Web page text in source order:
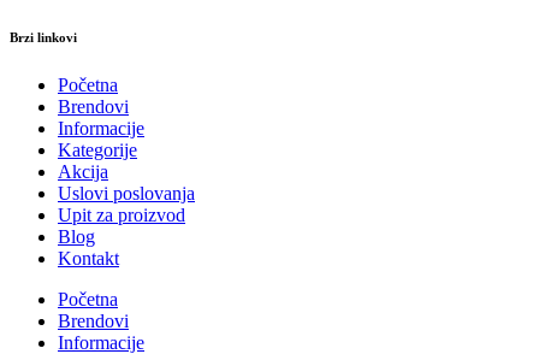
Brzi linkovi
Početna
Brendovi
Informacije
Kategorije
Akcija
Uslovi poslovanja
Upit za proizvod
Blog
Kontakt
Početna
Brendovi
Informacije